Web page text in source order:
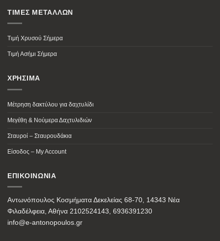
ΤΙΜΕΣ ΜΕΤΑΛΛΩΝ
Τιμή Χρυσού Σήμερα
Τιμή Ασήμι Σήμερα
ΧΡΗΣΙΜΑ
Μέτρηση δακτύλου για δαχτυλίδι
Μεγέθη & Νούμερα Δαχτυλιδιών
Σταυροί – Σταυρουδάκια
Είσοδος – My Account
ΕΠΙΚΟΙΝΩΝΙΑ
Αντωνόπουλος Κοσμήματα Δεκελείας 68-70, 14343 Νέα
Φιλαδέλφεια, Αθήνα 2102524143, 6936391230
info@e-antonopoulos.gr